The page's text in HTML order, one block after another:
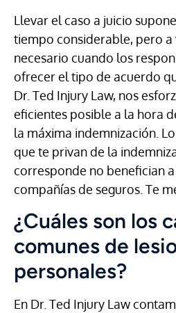
Llevar el caso a juicio
tiempo considerable, pero a
necesario cuando los
ofrecer el tipo de acuerdo
Dr. Ted Injury Law, nos
eficientes posible a la hora
la máxima indemnización.
que te privan de la
corresponde no benefician
compañías de seguros. Te
¿Cuáles son los
comunes de
personales?
En Dr. Ted Injury Law